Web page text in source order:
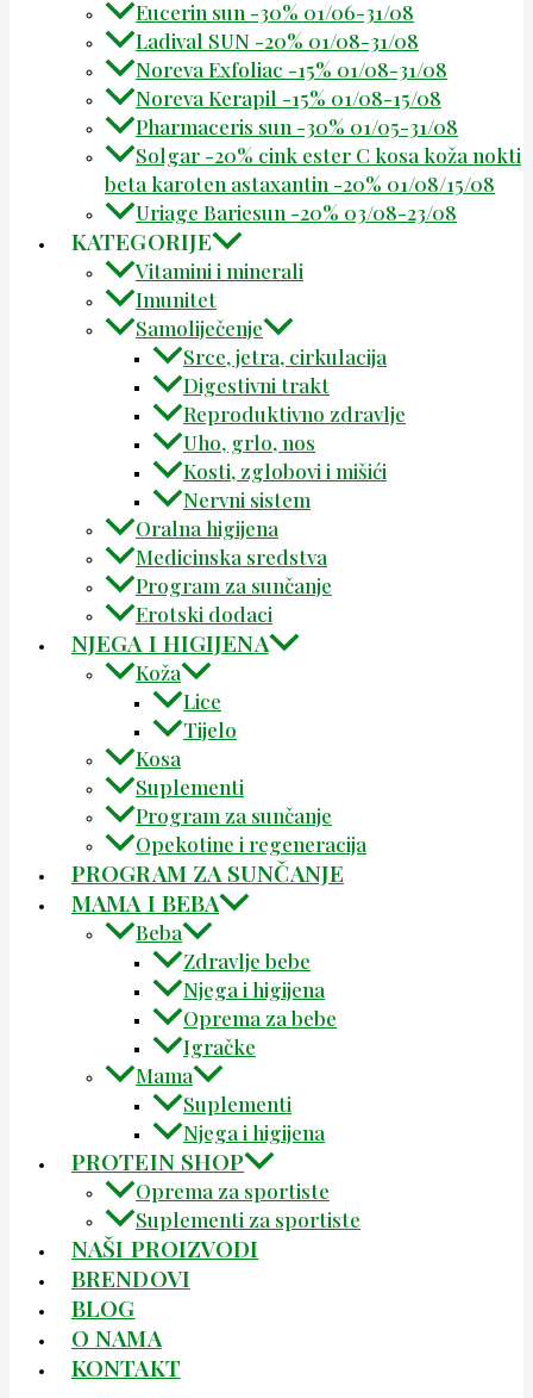
Eucerin sun -30% 01/06-31/08
Ladival SUN -20% 01/08-31/08
Noreva Exfoliac -15% 01/08-31/08
Noreva Kerapil -15% 01/08-15/08
Pharmaceris sun -30% 01/05-31/08
Solgar -20% cink ester C kosa koža nokti
beta karoten astaxantin -20% 01/08/15/08
Uriage Bariesun -20% 03/08-23/08
KATEGORIJE
Vitamini i minerali
Imunitet
Samoliječenje
Srce, jetra, cirkulacija
Digestivni trakt
Reproduktivno zdravlje
Uho, grlo, nos
Kosti, zglobovi i mišići
Nervni sistem
Oralna higijena
Medicinska sredstva
Program za sunčanje
Erotski dodaci
NJEGA I HIGIJENA
Koža
Lice
Tijelo
Kosa
Suplementi
Program za sunčanje
Opekotine i regeneracija
PROGRAM ZA SUNČANJE
MAMA I BEBA
Beba
Zdravlje bebe
Njega i higijena
Oprema za bebe
Igračke
Mama
Suplementi
Njega i higijena
PROTEIN SHOP
Oprema za sportiste
Suplementi za sportiste
NAŠI PROIZVODI
BRENDOVI
BLOG
O NAMA
KONTAKT